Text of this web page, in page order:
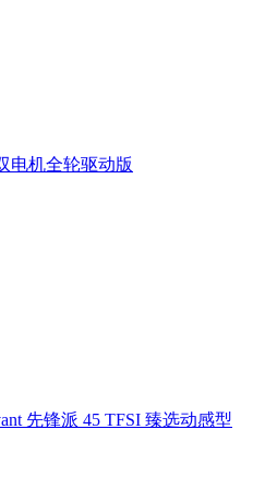
电机全轮驱动版
先锋派 45 TFSI 臻选动感型